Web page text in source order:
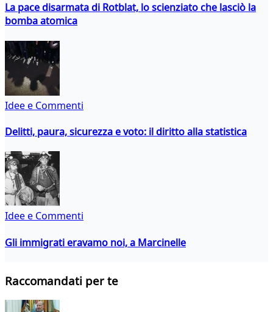
La pace disarmata di Rotblat, lo scienziato che lasciò la
bomba atomica
Idee e Commenti
Delitti, paura, sicurezza e voto: il diritto alla statistica
Idee e Commenti
Gli immigrati eravamo noi, a Marcinelle
Raccomandati per te